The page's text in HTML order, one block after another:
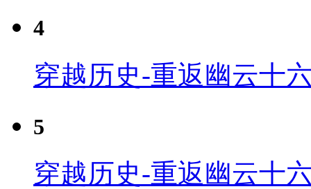
4
穿越历史-重返幽云十
5
穿越历史-重返幽云十